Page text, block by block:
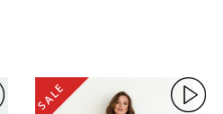
SALE